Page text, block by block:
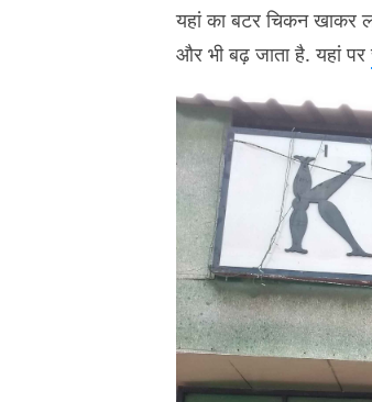
यहां का बटर चिकन खाकर
और भी बढ़ जाता है. यहां पर